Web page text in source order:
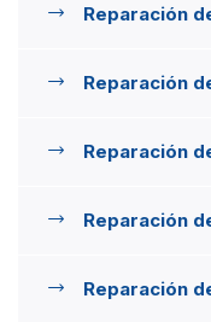
Reparación
Reparación
Reparación
Reparación
Reparación